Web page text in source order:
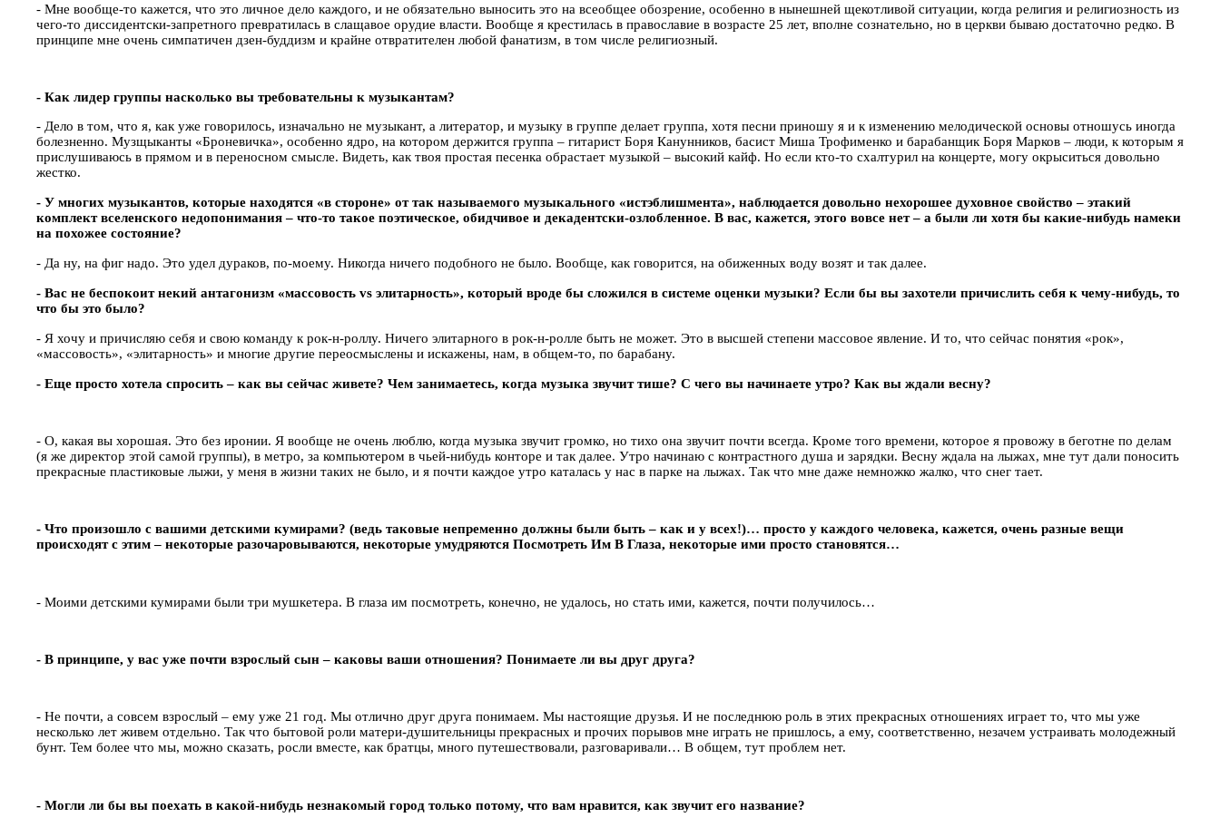
- Мне вообще-то кажется, что это личное дело каждого, и не обязательно выносить это на всеобщее обозрение, особенно в нынешней щекотливой ситуации, когда религия и религиозность из
чего-то диссидентски-запретного превратилась в слащавое орудие власти. Вообще я крестилась в православие в возрасте 25 лет, вполне сознательно, но в церкви бываю достаточно редко. В
принципе мне очень симпатичен дзен-буддизм и крайне отвратителен любой фанатизм, в том числе религиозный.
- Как лидер группы насколько вы требовательны к музыкантам?
- Дело в том, что я, как уже говорилось, изначально не музыкант, а литератор, и музыку в группе делает группа, хотя песни приношу я и к изменению мелодической основы отношусь иногда
болезненно. Музщыканты «Броневичка», особенно ядро, на котором держится группа – гитарист Боря Канунников, басист Миша Трофименко и барабанщик Боря Марков – люди, к которым я
прислушиваюсь в прямом и в переносном смысле. Видеть, как твоя простая песенка обрастает музыкой – высокий кайф. Но если кто-то схалтурил на концерте, могу окрыситься довольно
жестко.
- У многих музыкантов, которые находятся «в стороне» от так называемого музыкального «истэблишмента», наблюдается довольно нехорошее духовное свойство – этакий
комплект вселенского недопонимания – что-то такое поэтическое, обидчивое и декадентски-озлобленное. В вас, кажется, этого вовсе нет – а были ли хотя бы какие-нибудь намеки
на похожее состояние?
- Да ну, на фиг надо. Это удел дураков, по-моему. Никогда ничего подобного не было. Вообще, как говорится, на обиженных воду возят и так далее.
- Вас не беспокоит некий антагонизм «массовость vs элитарность», который вроде бы сложился в системе оценки музыки? Если бы вы захотели причислить себя к чему-нибудь, то
что бы это было?
- Я хочу и причисляю себя и свою команду к рок-н-роллу. Ничего элитарного в рок-н-ролле быть не может. Это в высшей степени массовое явление. И то, что сейчас понятия «рок»,
«массовость», «элитарность» и многие другие переосмыслены и искажены, нам, в общем-то, по барабану.
- Еще просто хотела спросить – как вы сейчас живете? Чем занимаетесь, когда музыка звучит тише? С чего вы начинаете утро? Как вы ждали весну?
- О, какая вы хорошая. Это без иронии. Я вообще не очень люблю, когда музыка звучит громко, но тихо она звучит почти всегда. Кроме того времени, которое я провожу в беготне по делам
(я же директор этой самой группы), в метро, за компьютером в чьей-нибудь конторе и так далее. Утро начинаю с контрастного душа и зарядки. Весну ждала на лыжах, мне тут дали поносить
прекрасные пластиковые лыжи, у меня в жизни таких не было, и я почти каждое утро каталась у нас в парке на лыжах. Так что мне даже немножко жалко, что снег тает.
- Что произошло с вашими детскими кумирами? (ведь таковые непременно должны были быть – как и у всех!)… просто у каждого человека, кажется, очень разные вещи
происходят с этим – некоторые разочаровываются, некоторые умудряются Посмотреть Им В Глаза, некоторые ими просто становятся…
- Моими детскими кумирами были три мушкетера. В глаза им посмотреть, конечно, не удалось, но стать ими, кажется, почти получилось…
- В принципе, у вас уже почти взрослый сын – каковы ваши отношения? Понимаете ли вы друг друга?
- Не почти, а совсем взрослый – ему уже 21 год. Мы отлично друг друга понимаем. Мы настоящие друзья. И не последнюю роль в этих прекрасных отношениях играет то, что мы уже
несколько лет живем отдельно. Так что бытовой роли матери-душительницы прекрасных и прочих порывов мне играть не пришлось, а ему, соответственно, незачем устраивать молодежный
бунт. Тем более что мы, можно сказать, росли вместе, как братцы, много путешествовали, разговаривали… В общем, тут проблем нет.
- Могли ли бы вы поехать в какой-нибудь незнакомый город только потому, что вам нравится, как звучит его название?